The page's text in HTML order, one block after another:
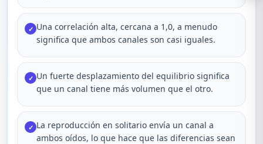
✓ Una correlación alta, cercana a 1,0, a menudo
significa que ambos canales son casi iguales.
✓ Un fuerte desplazamiento del equilibrio significa
que un canal tiene más volumen que el otro.
✓ La reproducción en solitario envía un canal a
ambos oídos, lo que hace que las diferencias sean